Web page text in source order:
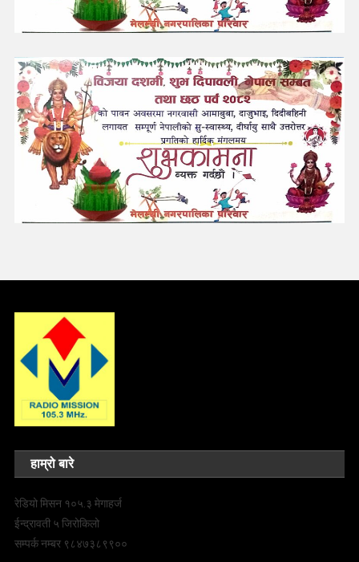
हाम्रो बारे
रेडियो मिसन १०५.३ मेगाहर्ज
ईन्द्रावती ५ जिरोकिलो
सम्पर्क नम्बर ९८४७३८९९००